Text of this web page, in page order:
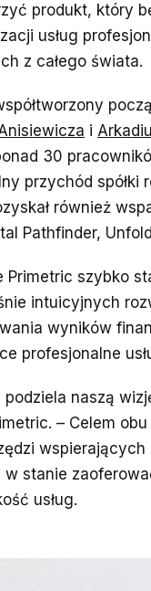
produkt, który
usług
z całego świata.
i
30
przychód spółki
również
Pathfinder,
Primetric szybko
intuicyjnych
wyników
profesjonalne
podziela naszą
– Celem
wspierających
w stanie
usług.